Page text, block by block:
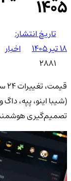
۱۴۰۵
تاریخ انتشار:
۱۸ تیر ۱۴۰۵
اخبار
2881
(شیبا اینو، پپه،
تصمیم‌گیری